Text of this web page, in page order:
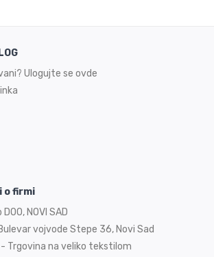
Ulogujte se ovde
o firmi
NOVI SAD
vojvode Stepe 36, Novi Sad
Trgovina na veliko tekstilom